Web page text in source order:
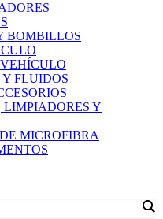
BOMBILLOS
FLUIDOS
LIMPIADORES Y
MICROFIBRA